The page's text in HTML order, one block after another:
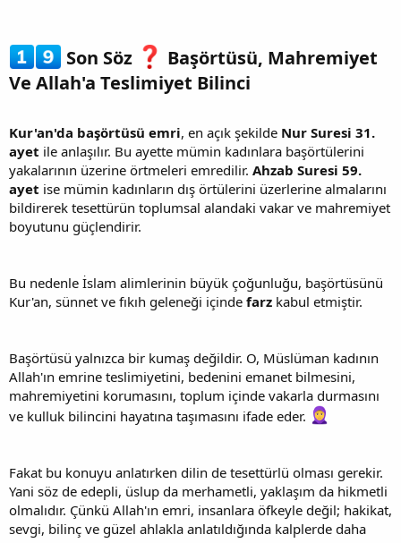
Son Söz
Başörtüsü, Mahremiyet
Ve Allah'a Teslimiyet Bilinci​
Kur'an'da başörtüsü emri, en açık şekilde Nur Suresi 31.
ayet ile anlaşılır. Bu ayette mümin kadınlara başörtülerini
yakalarının üzerine örtmeleri emredilir. Ahzab Suresi 59.
ayet ise mümin kadınların dış örtülerini üzerlerine almalarını
bildirerek tesettürün toplumsal alandaki vakar ve mahremiyet
boyutunu güçlendirir.
Bu nedenle İslam alimlerinin büyük çoğunluğu, başörtüsünü
Kur'an, sünnet ve fıkıh geleneği içinde farz kabul etmiştir.
Başörtüsü yalnızca bir kumaş değildir. O, Müslüman kadının
Allah'ın emrine teslimiyetini, bedenini emanet bilmesini,
mahremiyetini korumasını, toplum içinde vakarla durmasını
ve kulluk bilincini hayatına taşımasını ifade eder.
Fakat bu konuyu anlatırken dilin de tesettürlü olması gerekir.
Yani söz de edepli, üslup da merhametli, yaklaşım da hikmetli
olmalıdır. Çünkü Allah'ın emri, insanlara öfkeyle değil; hakikat,
sevgi, bilinç ve güzel ahlakla anlatıldığında kalplerde daha